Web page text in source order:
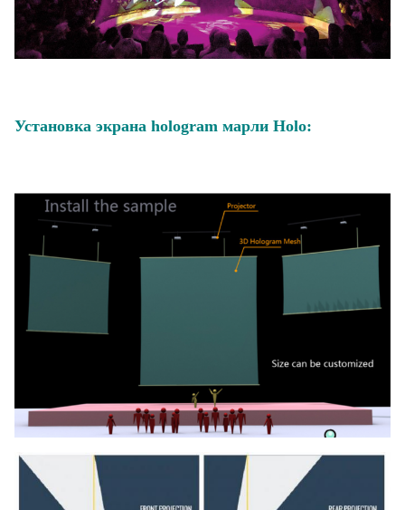
Установка экрана hologram марли Holo: